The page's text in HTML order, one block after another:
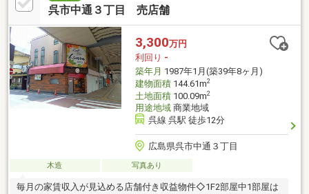
呉市中通３丁目 売店舗
3,300万円
利回り -
築年月 1987年1月(築39年8ヶ月)
建物面積144.61m2
土地面積100.09m2
用途地域商業地域
呉線 呉駅 徒歩12分
広島県呉市中通３丁目
木造 写真あり
毎月の家賃収入が見込める店舗付き収益物件◇1F2部屋中1部屋は